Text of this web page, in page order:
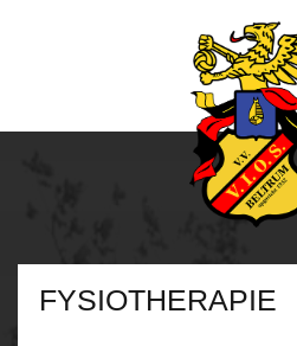
FYSIOTHERAPIE